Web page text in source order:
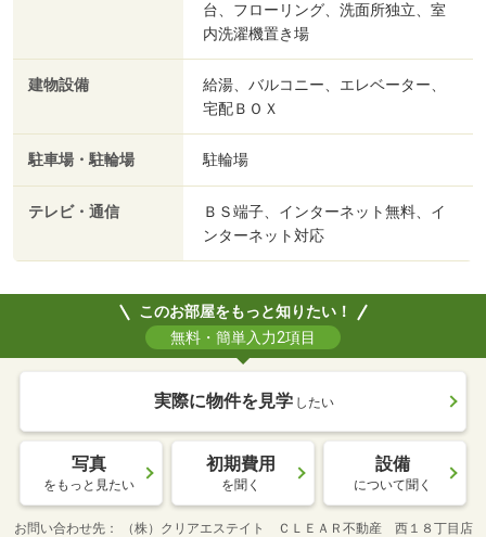
台、フローリング、洗面所独立、室
内洗濯機置き場
建物設備
給湯、バルコニー、エレベーター、
宅配ＢＯＸ
駐車場・駐輪場 駐輪場
テレビ・通信
ＢＳ端子、インターネット無料、イ
ンターネット対応
このお部屋をもっと知りたい！
無料・簡単入力2項目
実際に物件を見学 したい
写真
をもっと見たい
初期費用
を聞く
設備
について聞く
お問い合わせ先 （株）クリアエステイト ＣＬＥＡＲ不動産 西１８丁目店